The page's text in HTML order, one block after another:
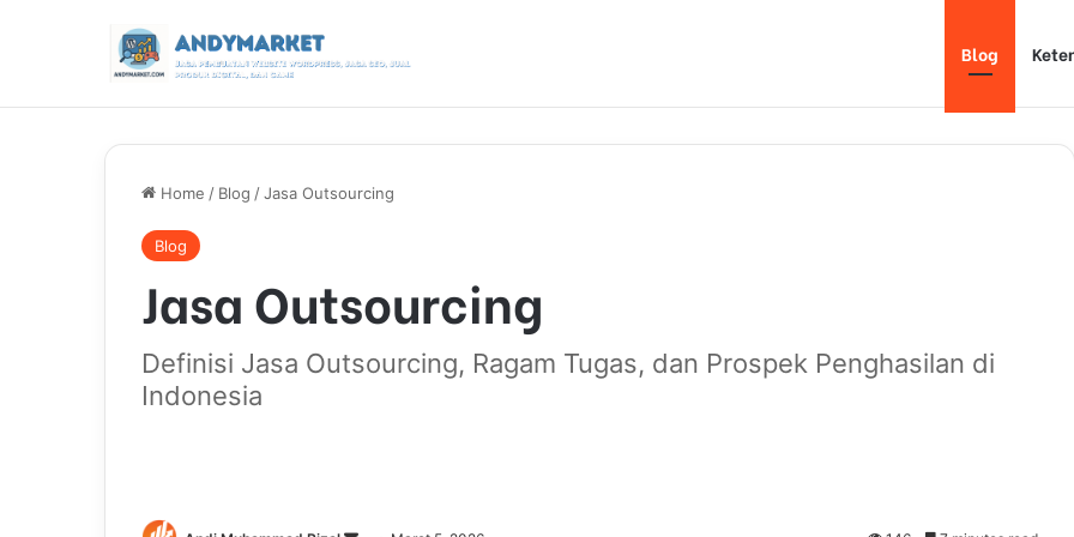
Blog
Home / Blog /Jasa Outsourcing
Blog
Jasa Outsourcing
Definisi Jasa Outsourcing, Ragam Tugas, dan Prospek Penghasilan di
Indonesia